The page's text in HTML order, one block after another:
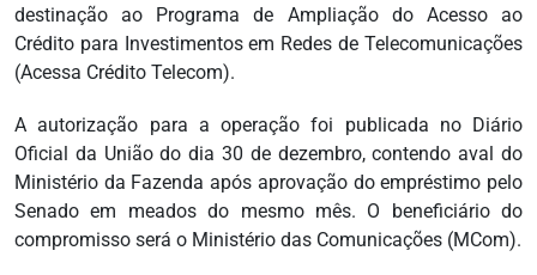
destinação ao Programa de Ampliação do Acesso ao
Crédito para Investimentos em Redes de Telecomunicações
(Acessa Crédito Telecom).
A autorização para a operação foi publicada no Diário
Oficial da União do dia 30 de dezembro, contendo aval do
Ministério da Fazenda após aprovação do empréstimo pelo
Senado em meados do mesmo mês. O beneficiário do
compromisso será o Ministério das Comunicações (MCom).